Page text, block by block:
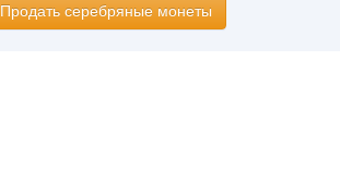
Продать серебряные монеты